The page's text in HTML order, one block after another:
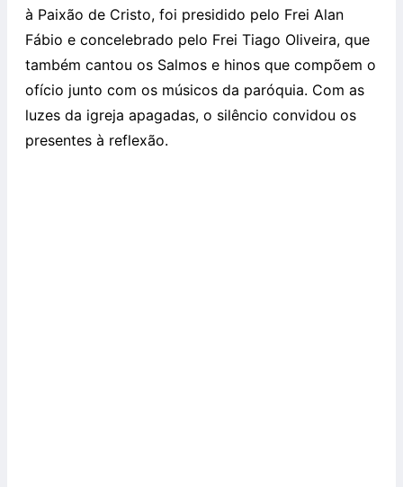
à Paixão de Cristo, foi presidido pelo Frei Alan
Fábio e concelebrado pelo Frei Tiago Oliveira, que
também cantou os Salmos e hinos que compõem o
ofício junto com os músicos da paróquia. Com as
luzes da igreja apagadas, o silêncio convidou os
presentes à reflexão.